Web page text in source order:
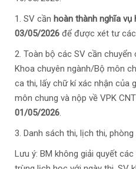
1. SV cần hoàn thành nghĩa
03/05/2026 để được xét tư
2. Toàn bộ các SV cần
Khoa chuyên ngành/Bộ môn
ca thi, lấy chữ kí xác nhận của
môn chung và nộp về VPK
01/05/2026.
3. Danh sách thi, lịch thi,
Lưu ý: BM không giải quyết